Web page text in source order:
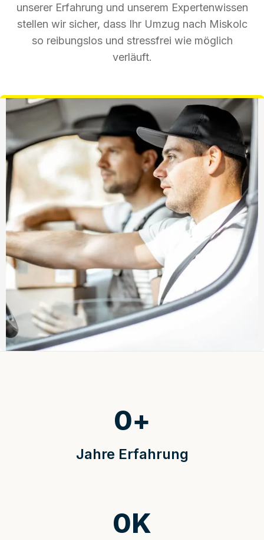
unserer Erfahrung und unserem Expertenwissen
stellen wir sicher, dass Ihr Umzug nach Miskolc
so reibungslos und stressfrei wie möglich
verläuft.
Jahre Erfahrung
0+
0K